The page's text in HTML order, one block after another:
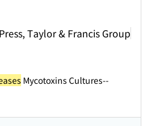
Taylor & Francis Group
Mycotoxins Cultures--